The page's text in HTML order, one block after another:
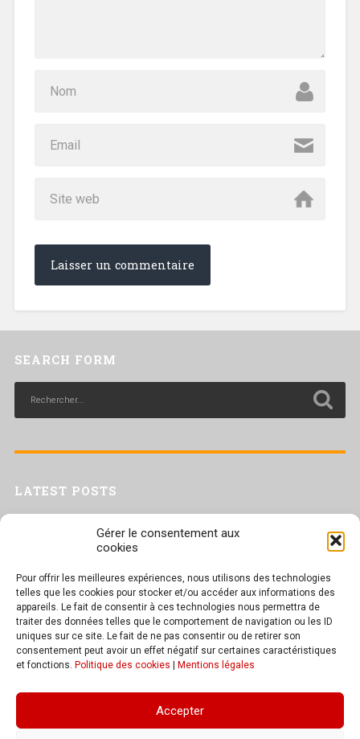
Gérer le consentement aux
cookies
Pour offrir les meilleures expériences, nous utilisons des technologies
telles que les cookies pour stocker et/ou accéder aux informations des
appareils. Le fait de consentir à ces technologies nous permettra de
traiter des données telles que le comportement de navigation ou les ID
uniques sur ce site. Le fait de ne pas consentir ou de retirer son
consentement peut avoir un effet négatif sur certaines caractéristiques
et fonctions. Politique des cookies Mentions légales
Accepter
SEARCH FORM
LATEST POSTS
Trac confédéral sur les situations de travail par forte chaleur
Séance plénière du CESER du 23 juin 2026
Tract UD 25 — Une nouvelle attaque contre nos droits : les arrêts
maladie
TEXT WIDGET
These widgets are displayed because you haven't added any widgets of